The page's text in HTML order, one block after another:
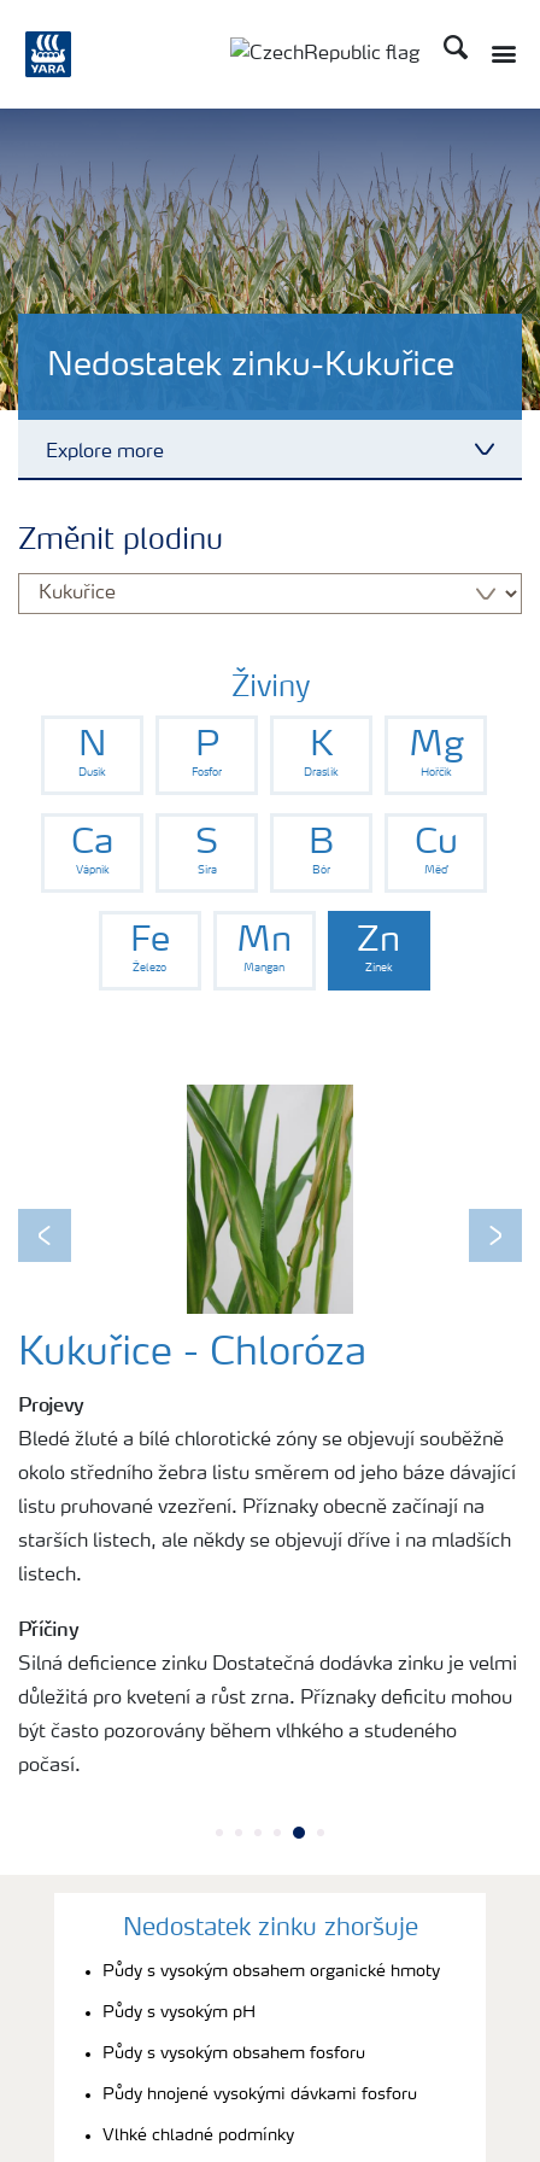
Hledat
Nedostatek zinku-Kukuřice
Explore more
Hnojiva
Bezpečnost hnojiv
Dokumenty
Změnit plodinu
Živiny
N
Dusík
P
Fosfor
K
Draslík
Mg
Hořčík
Ca
Vápník
S
Síra
B
Bór
Cu
Měď
Fe
Železo
Mn
Mangan
Zn
Zinek
Previous Next
Kukuřice - Chloróza
Projevy
Bledé žluté a bílé chlorotické zóny se objevují souběžně
okolo středního žebra listu směrem od jeho báze dávající
listu pruhované vzezření. Příznaky obecně začínají na
starších listech, ale někdy se objevují dříve i na mladších
listech.
Příčiny
Silná deficience zinku Dostatečná dodávka zinku je velmi
důležitá pro kvetení a růst zrna. Příznaky deficitu mohou
být často pozorovány během vlhkého a studeného
počasí.
Nedostatek zinku zhoršuje
Půdy s vysokým obsahem organické hmoty
Půdy s vysokým pH
Půdy s vysokým obsahem fosforu
Půdy hnojené vysokými dávkami fosforu
Vlhké chladné podmínky